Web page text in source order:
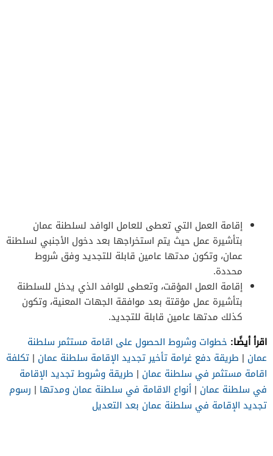
إقامة العمل التي تعطى للعامل الوافد لسلطنة عمان
بتأشيرة عمل حيث يتم استخراجها بعد دخول الأجنبي لسلطنة
عمان، وتكون مدتها عامين قابلة للتجديد وفق شروط
محددة.
إقامة العمل المؤقت، وتعطى للوافد الذي يدخل للسلطنة
بتأشيرة عمل مؤقتة بعد موافقة الجهات المعنية، وتكون
كذلك مدتها عامين قابلة للتجديد.
اقرأ أيضًا: خطوات وشروط الحصول على اقامة مستثمر سلطنة
عمان | طريقة دفع غرامة تأخير تجديد الإقامة سلطنة عمان | تكلفة
اقامة مستثمر في سلطنة عمان | طريقة وشروط تجديد الإقامة
في سلطنة عمان | أنواع الاقامة في سلطنة عمان ومدتها | رسوم
تجديد الإقامة في سلطنة عمان بعد التعديل